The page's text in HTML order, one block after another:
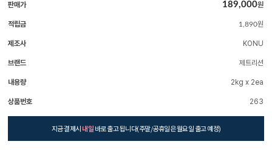
판매가 189,000원
적립금 1,890원
제조사 KONU
브랜드 제트리션
내용량 2kg x 2ea
상품번호 263
지금 결제시내일바로 출고 됩니다(주말/공휴일은 월요일 출고 예정)